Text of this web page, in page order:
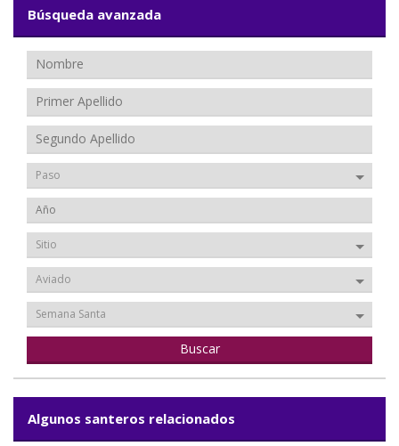
Búsqueda avanzada
Paso
Sitio
Aviado
Semana Santa
Algunos santeros relacionados